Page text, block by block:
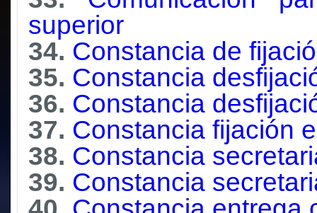
superior
34. Constancia de
35. Constancia
36. Constancia
37. Constancia fijación
38. Constancia
39. Constancia